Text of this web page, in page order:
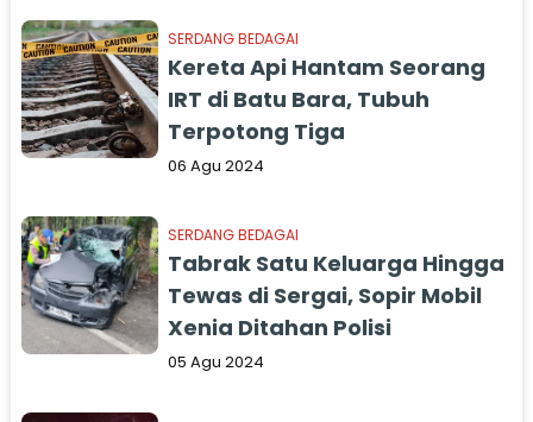
SERDANG BEDAGAI
Kereta Api Hantam Seorang
IRT di Batu Bara, Tubuh
Terpotong Tiga
06 Agu 2024
SERDANG BEDAGAI
Tabrak Satu Keluarga Hingga
Tewas di Sergai, Sopir Mobil
Xenia Ditahan Polisi
05 Agu 2024